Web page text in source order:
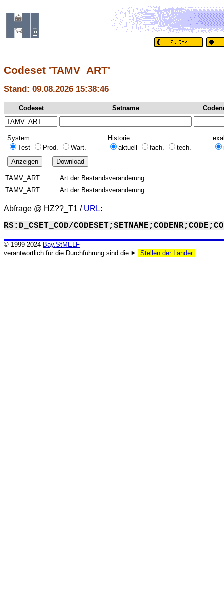
Codeset 'TAMV_ART'
Stand: 09.08.2026 15:38:46
Codeset Setname
System:
Test
Prod. Wart.
Historie:
aktuell
fach. tech.
TAMV_ART
Art der Bestandsveränderung
TAMV_ART
Art der Bestandsveränderung
Abfrage @ HZ??_T1 / URL:
RS:D_CSET_COD/
© 1999-2024 Bay.StMELF
verantwortlich für die Durchführung sind die ⯈
Stellen der Länder